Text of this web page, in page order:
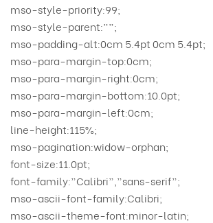
mso-style-priority:99;
mso-style-parent:””;
mso-padding-alt:0cm 5.4pt 0cm 5.4pt;
mso-para-margin-top:0cm;
mso-para-margin-right:0cm;
mso-para-margin-bottom:10.0pt;
mso-para-margin-left:0cm;
line-height:115%;
mso-pagination:widow-orphan;
font-size:11.0pt;
font-family:”Calibri”,”sans-serif”;
mso-ascii-font-family:Calibri;
mso-ascii-theme-font:minor-latin;